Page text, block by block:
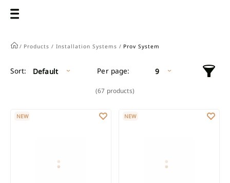
/ Products / Installation Systems / Prov System
Sort: Default Per page: 9
(67 products)
FITTINGS STRIP 150/100/80/50 MM
NEW FITTINGS STRIP 150/100/80/50
NEW